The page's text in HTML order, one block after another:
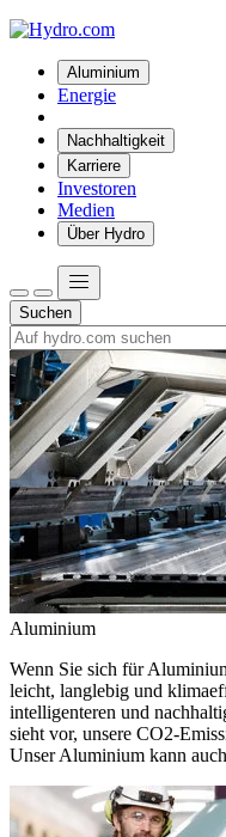
Aluminium
Energie
Nachhaltigkeit
Karriere
Investoren
Medien
Über Hydro
Suchen
Aluminium
Wenn Sie sich für
leicht, langlebig und
intelligenteren und
sieht vor, unsere CO2-
Unser Aluminium kann